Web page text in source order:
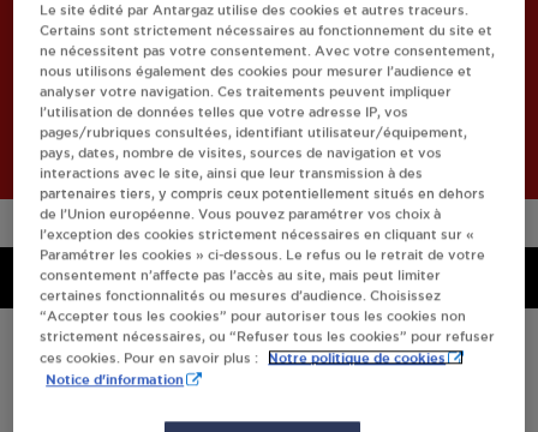
Recherchez un autre revendeur
Retourner à l'accueil
Menu
Le site édité par Antargaz utilise des cookies et autres traceurs.
Certains sont strictement nécessaires au fonctionnement du site et
ne nécessitent pas votre consentement. Avec votre consentement,
nous utilisons également des cookies pour mesurer l’audience et
analyser votre navigation. Ces traitements peuvent impliquer
l’utilisation de données telles que votre adresse IP, vos
pages/rubriques consultées, identifiant utilisateur/équipement,
pays, dates, nombre de visites, sources de navigation et vos
interactions avec le site, ainsi que leur transmission à des
partenaires tiers, y compris ceux potentiellement situés en dehors
de l’Union européenne. Vous pouvez paramétrer vos choix à
l’exception des cookies strictement nécessaires en cliquant sur «
Paramétrer les cookies » ci-dessous. Le refus ou le retrait de votre
consentement n’affecte pas l’accès au site, mais peut limiter
certaines fonctionnalités ou mesures d’audience. Choisissez
“Accepter tous les cookies” pour autoriser tous les cookies non
strictement nécessaires, ou “Refuser tous les cookies” pour refuser
ces cookies. Pour en savoir plus :
Notre politique de cookies
Notice d'information